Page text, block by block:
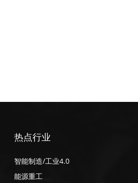
热点行业
智能制造/工业4.0
能源重工